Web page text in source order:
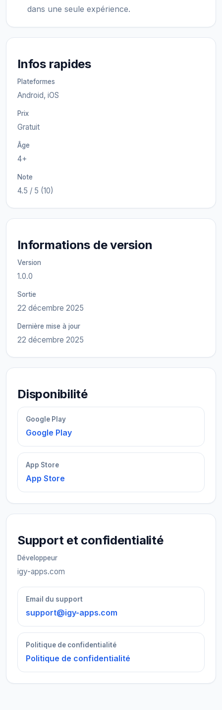
dans une seule expérience.
Infos rapides
Plateformes
Android, iOS
Prix
Gratuit
Âge
4+
Note
4.5 / 5 (10)
Informations de version
Version
1.0.0
Sortie
22 décembre 2025
Dernière mise à jour
22 décembre 2025
Disponibilité
Google Play
Google Play
App Store
App Store
Support et confidentialité
Développeur
igy-apps.com
Email du support
support@igy-apps.com
Politique de confidentialité
Politique de confidentialité